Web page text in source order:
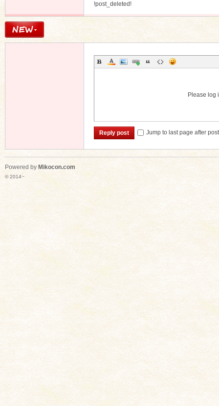
!post_deleted!
Please log
Reply post Jump to last page after
Powered by Mikocon.com
© 2014~